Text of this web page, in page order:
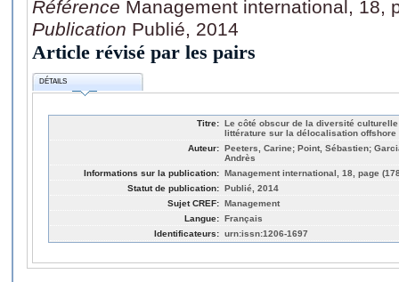
Référence Management international, 18,
Publication Publié, 2014
Article révisé par les pairs
DÉTAILS
Titre: Le côté obscur de la diversité
littérature sur la délocalisation offshore
Auteur: Peeters, Carine; Point, Sébastien;
Andrès
Informations sur la publication: Management international, 18, page
Statut de publication: Publié, 2014
Sujet CREF: Management
Langue: Français
Identificateurs: urn:issn:1206-1697